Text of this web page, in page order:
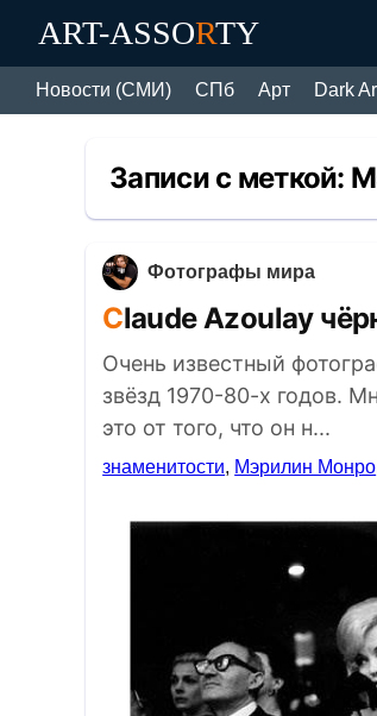
ART-ASSORTY
Новости (СМИ) СПб Арт Dark
Записи с меткой:
Фотографы мира
Claude Azoulay
Очень известный
звёзд 1970-80-х годов.
это от того, что он н...
знаменитости, Мэрилин Монро